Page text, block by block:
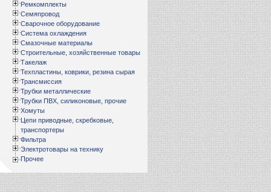
Ремкомплекты
Семяпровод
Сварочное оборудование
Система охлаждения
Смазочные материалы
Строительные, хозяйственные товары
Такелаж
Техпластины, коврики, резина сырая
Трансмиссия
Трубки металлические
Трубки ПВХ, силиконовые, прочие
Хомуты
Цепи приводные, скребковые,
транспортеры
Фильтра
Электротовары на технику
Прочее